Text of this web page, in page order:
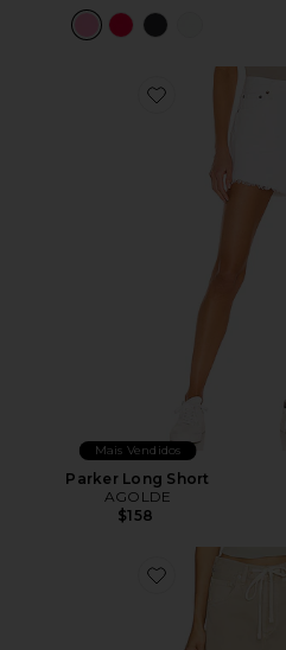
Favorite Parker
Mais Vendidos
Parker Long Short
AGOLDE
$158
Favorite Brynn